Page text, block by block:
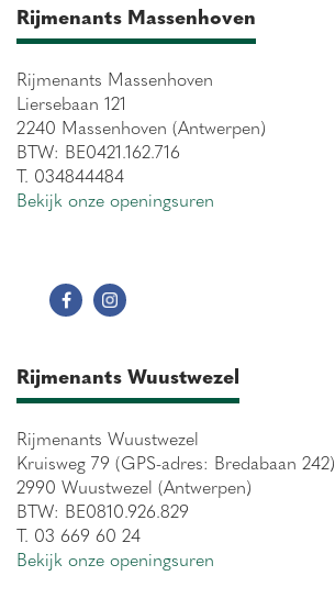
Rijmenants Massenhoven
Rijmenants Massenhoven
Liersebaan 121
2240 Massenhoven (Antwerpen)
BTW: BE0421.162.716
T. 034844484
Bekijk onze openingsuren
Rijmenants Wuustwezel
Rijmenants Wuustwezel
Kruisweg 79 (GPS-adres: Bredabaan 242)
2990 Wuustwezel (Antwerpen)
BTW: BE0810.926.829
T. 03 669 60 24
Bekijk onze openingsuren